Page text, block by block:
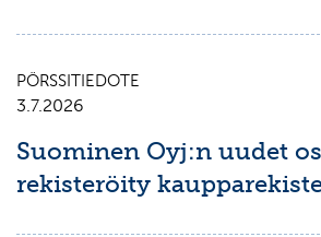
PÖRSSITIEDOTE
3.7.2026
Suominen Oyj:n uudet
rekisteröity